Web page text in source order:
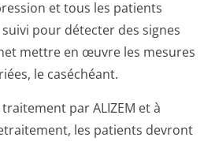
et tous les patients
pour détecter des signes
mettre en œuvre les mesures
le caséchéant.
par ALIZEM et à
les patients devront